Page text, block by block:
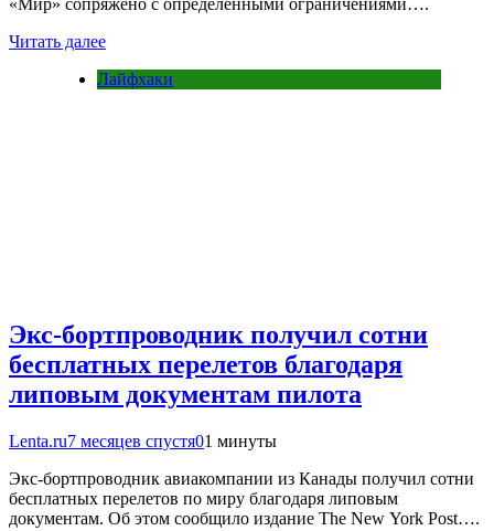
«Мир» сопряжено с определенными ограничениями….
Читать далее
Лайфхаки
Экс-бортпроводник получил сотни
бесплатных перелетов благодаря
липовым документам пилота
Lenta.ru7 месяцев спустя01 минуты
Экс-бортпроводник авиакомпании из Канады получил сотни
бесплатных перелетов по миру благодаря липовым
документам. Об этом сообщило издание The New York Post….